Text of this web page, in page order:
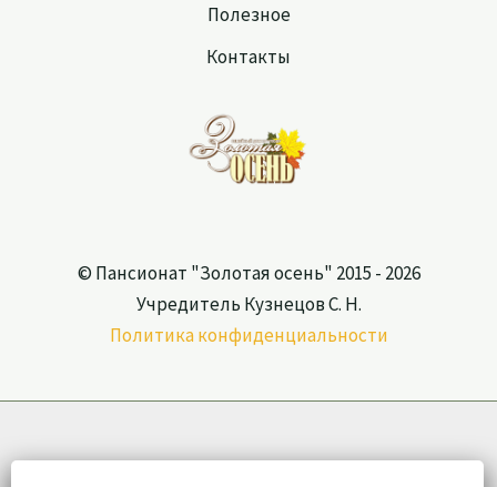
Полезное
Контакты
© Пансионат "Золотая осень" 2015 - 2026
Учредитель Кузнецов С. Н.
Политика конфиденциальности